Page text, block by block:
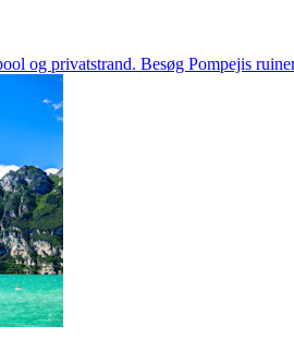
og privatstrand. Besøg Pompejis